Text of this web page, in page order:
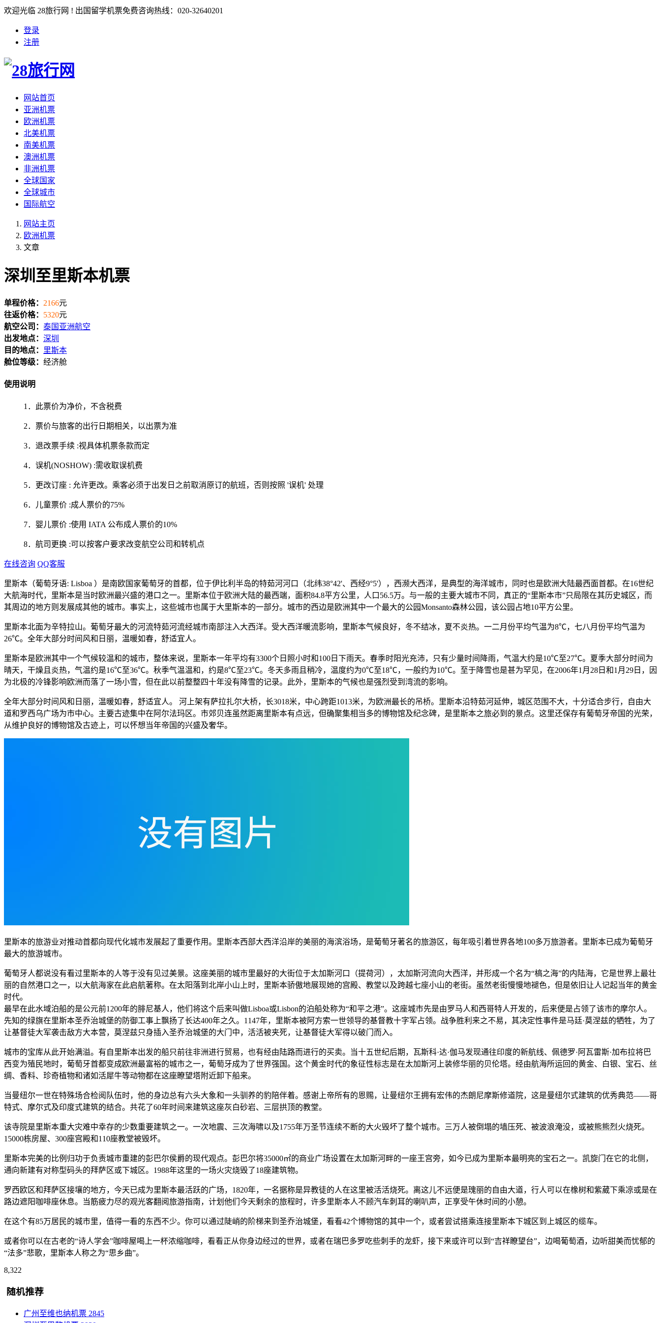
欢迎光临 28旅行网 ! 出国留学机票免费咨询热线：020-32640201
登录
注册
网站首页
亚洲机票
欧洲机票
北美机票
南美机票
澳洲机票
非洲机票
全球国家
全球城市
国际航空
网站主页
欧洲机票
文章
深圳至里斯本机票
单程价格： 2166元
往返价格： 5320元
航空公司： 泰国亚洲航空
出发地点： 深圳
目的地点：
里斯本
舱位等级： 经济舱
使用说明
1．此票价为净价，不含税费
2．票价与旅客的出行日期相关，以出票为准
3．退改票手续 :视具体机票条款而定
4．误机(NOSHOW) :需收取误机费
5．更改订座 : 允许更改。乘客必须于出发日之前取消原订的航班，否则按照 '误机' 处理
6．儿童票价 :成人票价的75%
7．婴儿票价 :使用 IATA 公布成人票价的10%
8．航司更换 :可以按客户要求改变航空公司和转机点
在线咨询 QQ客服
里斯本（葡萄牙语: Lisboa ）是南欧国家葡萄牙的首都，位于伊比利半岛的特茹河河口（北纬38°42'、西经9°5'），西濒大西洋，是典型的海洋城市，同时也是欧洲大陆最西面首都。在16世纪
大航海时代，里斯本是当时欧洲最兴盛的港口之一。里斯本位于欧洲大陆的最西端，面积84.8平方公里，人口56.5万。与一般的主要大城市不同，真正的“里斯本市”只局限在其历史城区，而
其周边的地方则发展成其他的城市。事实上，这些城市也属于大里斯本的一部分。城市的西边是欧洲其中一个最大的公园Monsanto森林公园，该公园占地10平方公里。
里斯本北面为辛特拉山。葡萄牙最大的河流特茹河流经城市南部注入大西洋。受大西洋暖流影响，里斯本气候良好，冬不结冰，夏不炎热。一二月份平均气温为8℃，七八月份平均气温为
26℃。全年大部分时间风和日丽，温暖如春，舒适宜人。
里斯本是欧洲其中一个气候较温和的城市，整体来说，里斯本一年平均有3300个日照小时和100日下雨天。春季时阳光充沛，只有少量时间降雨，气温大约是10℃至27℃。夏季大部分时间为
晴天，干燥且炎热，气温约是16℃至36℃。秋季气温温和，约是8℃至23℃。冬天多雨且稍冷，温度约为0℃至18℃，一般约为10℃。至于降雪也是甚为罕见，在2006年1月28日和1月29日，因
为北极的冷锋影响欧洲而落了一场小雪，但在此以前整整四十年没有降雪的记录。此外，里斯本的气候也是强烈受到湾流的影响。
全年大部分时间风和日丽，温暖如春，舒适宜人。 河上架有萨拉扎尔大桥，长3018米，中心跨距1013米，为欧洲最长的吊桥。里斯本沿特茹河延伸，城区范围不大，十分适合步行，自由大
道和罗西乌广场为市中心。主要古迹集中在阿尔法玛区。市郊贝连虽然距离里斯本有点远，但确聚集相当多的博物馆及纪念碑，是里斯本之旅必到的景点。这里还保存有葡萄牙帝国的光荣，
从维护良好的博物馆及古迹上，可以怀想当年帝国的兴盛及奢华。
里斯本的旅游业对推动首都向现代化城市发展起了重要作用。里斯本西部大西洋沿岸的美丽的海滨浴场，是葡萄牙著名的旅游区，每年吸引着世界各地100多万旅游者。里斯本已成为葡萄牙
最大的旅游城市。
葡萄牙人都说没有看过里斯本的人等于没有见过美景。这座美丽的城市里最好的大街位于太加斯河口（提荷河），太加斯河流向大西洋，并形成一个名为“槁之海”的内陆海，它是世界上最壮
丽的自然港口之一，以大航海家在此启航著称。在太阳落到北岸小山上时，里斯本骄傲地展现她的宫殿、教堂以及跨越七座小山的老街。虽然老街慢慢地褪色，但是依旧让人记起当年的黄金
时代。
最早在此水域泊船的是公元前1200年的腓尼基人，他们将这个后来叫做Lisboa或Lisbon的泊船处称为“和平之港”。这座城市先是由罗马人和西哥特人开发的，后来便是占领了该市的摩尔人。
先知的绿旗在里斯本圣乔治城堡的防御工事上飘扬了长达400年之久。1147年，里斯本被阿方索一世领导的基督教十字军占领。战争胜利来之不易，其决定性事件是马廷·莫涅兹的牺牲，为了
让基督徒大军袭击敌方大本营，莫涅兹只身插入圣乔治城堡的大门中，活活被夹死，让基督徒大军得以破门而入。
城市的宝库从此开始满溢。有自里斯本出发的船只前往非洲进行贸易，也有经由陆路而进行的买卖。当十五世纪后期，瓦斯科·达·伽马发现通往印度的新航线、佩德罗·阿瓦雷斯·加布拉将巴
西变为殖民地时，葡萄牙首都变成欧洲最富裕的城市之一，葡萄牙成为了世界强国。这个黄金时代的象征性标志是在太加斯河上装修华丽的贝伦塔。经由航海所运回的黄金、白银、宝石、丝
绸、香料、珍奇植物和诸如活犀牛等动物都在这座瞭望塔附近卸下船来。
当曼纽尔一世在特殊场合检阅队伍时，他的身边总有六头大象和一头驯养的豹陪伴着。感谢上帝所有的恩赐，让曼纽尔王拥有宏伟的杰朗尼摩斯修道院，这是曼纽尔式建筑的优秀典范——哥
特式、摩尔式及印度式建筑的结合。共花了60年时间来建筑这座灰白砂岩、三层拱顶的教堂。
该寺院是里斯本重大灾难中幸存的少数重要建筑之一。一次地震、三次海啸以及1755年万圣节连续不断的大火毁坏了整个城市。三万人被倒塌的墙压死、被波浪淹没，或被熊熊烈火烧死。
15000栋房屋、300座宫殿和110座教堂被毁坏。
里斯本完美的比例归功于负责城市重建的彭巴尔侯爵的现代观点。彭巴尔将35000㎡的商业广场设置在太加斯河畔的一座王宫旁，如今已成为里斯本最明亮的宝石之一。凯旋门在它的北侧，
通向新建有对称型码头的拜萨区或下城区。1988年这里的一场火灾烧毁了18座建筑物。
罗西欧区和拜萨区接壤的地方，今天已成为里斯本最活跃的广场，1820年，一名据称是异教徒的人在这里被活活烧死。离这儿不远便是瑰丽的自由大道，行人可以在橡树和紫葳下乘凉或是在
路边遮阳咖啡座休息。当筋疲力尽的观光客翻阅旅游指南，计划他们今天剩余的旅程时，许多里斯本人不顾汽车刺耳的喇叭声，正享受午休时间的小憩。
在这个有85万居民的城市里，值得一看的东西不少。你可以通过陡峭的阶梯来到圣乔治城堡，看看42个博物馆的其中一个，或者尝试搭乘连接里斯本下城区到上城区的缆车。
或者你可以在古老的“诗人学会”咖啡屋喝上一杯浓缩咖啡，看看正从你身边经过的世界，或者在瑞巴多罗吃些刺手的龙虾，接下来或许可以到“吉祥瞭望台”，边喝葡萄酒，边听甜美而忧郁的
“法多”悲歌，里斯本人称之为“思乡曲”。
8,322
随机推荐
广州至维也纳机票 2845